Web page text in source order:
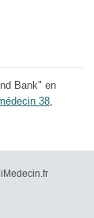
Bank" en
38,